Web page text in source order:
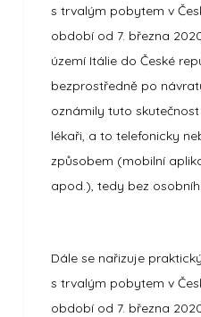
s trvalým pobytem v
období od 7. března
území Itálie do České
bezprostředně po
oznámily tuto
lékaři, a to telefonicky
způsobem (mobilní
apod.), tedy bez
Dále se nařizuje
s trvalým pobytem v
období od 7. března